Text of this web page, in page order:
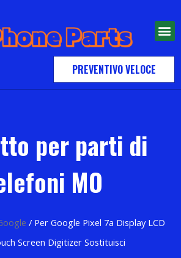
PREVENTIVO VELOCE
per parti di
MO
/ Per Google Pixel 7a Display LCD
Screen Digitizer Sostituisci